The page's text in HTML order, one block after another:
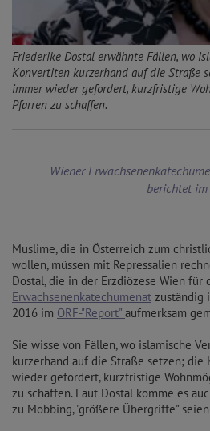
Friederike Dostal erwähnte Fällen, wo
Konvertiten kurzerhand auf die Straße
immer wieder gefordert, kurzfristige
Pfarren zu schaffen.
Wiener
berichtet im
Muslime, die in Österreich zum
wollen, müssen mit Repressalien
Dostal, die in der Erzdiözese Wien für
Erwachsenenkatechumenat zuständig
2016 im ORF-"Report" aufmerksam
Sie wisse von Fällen, wo islamische
kurzerhand auf die Straße setzen; die
wieder gefordert, kurzfristige
zu schaffen. Laut Dostal komme es
zu Mobbing, "größere Übergriffe"